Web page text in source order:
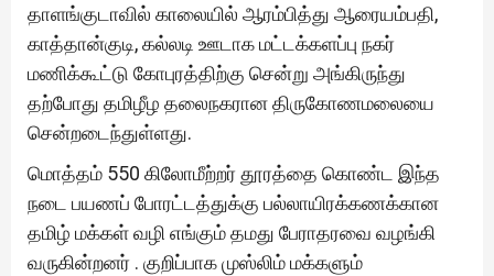
தாளங்குடாவில் காலையில் ஆரம்பித்து ஆரையம்பதி,
காத்தான்குடி, கல்லடி ஊடாக மட்டக்களப்பு நகர்
மணிக்கூட்டு கோபுரத்திற்கு சென்று அங்கிருந்து
தற்போது தமிழீழ தலைநகரான திருகோணமலையை
சென்றடைந்துள்ளது.
மொத்தம் 550 கிலோமீற்றர் தூரத்தை கொண்ட இந்த
நடை பயணப் போரட்டத்துக்கு பல்லாயிரக்கணக்கான
தமிழ் மக்கள் வழி எங்கும் தமது பேராதரவை வழங்கி
வருகின்றனர் . குறிப்பாக முஸ்லிம் மக்களும்